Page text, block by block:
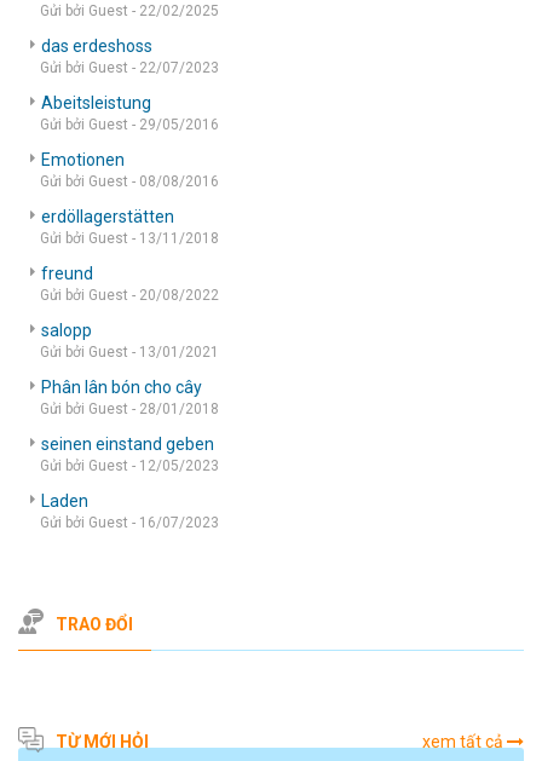
Gửi bởi Guest - 22/02/2025
das erdeshoss
Gửi bởi Guest - 22/07/2023
Abeitsleistung
Gửi bởi Guest - 29/05/2016
Emotionen
Gửi bởi Guest - 08/08/2016
erdöllagerstätten
Gửi bởi Guest - 13/11/2018
freund
Gửi bởi Guest - 20/08/2022
salopp
Gửi bởi Guest - 13/01/2021
Phân lân bón cho cây
Gửi bởi Guest - 28/01/2018
seinen einstand geben
Gửi bởi Guest - 12/05/2023
Laden
Gửi bởi Guest - 16/07/2023
TRAO ĐỔI
TỪ MỚI HỎI xem tất cả